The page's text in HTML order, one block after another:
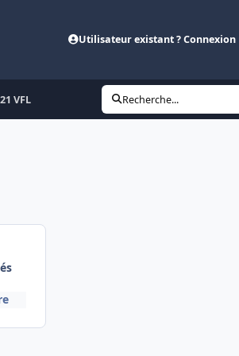
Utilisateur existant ? Connexion
VFL Recherche...